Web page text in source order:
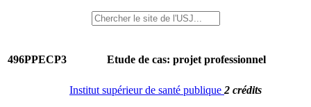
496PPECP3 Etude de cas: projet professionnel
Institut supérieur de santé publique 2 crédits